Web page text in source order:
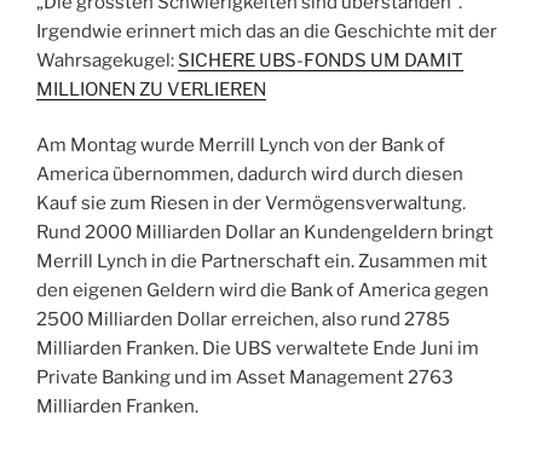
Irgendwie erinnert mich das an die Geschichte mit der
Wahrsagekugel: SICHERE UBS-FONDS UM DAMIT
MILLIONEN ZU VERLIEREN
Am Montag wurde Merrill Lynch von der Bank of
America übernommen, dadurch wird durch diesen
Kauf sie zum Riesen in der Vermögensverwaltung.
Rund 2000 Milliarden Dollar an Kundengeldern bringt
Merrill Lynch in die Partnerschaft ein. Zusammen mit
den eigenen Geldern wird die Bank of America gegen
2500 Milliarden Dollar erreichen, also rund 2785
Milliarden Franken. Die UBS verwaltete Ende Juni im
Private Banking und im Asset Management 2763
Milliarden Franken.